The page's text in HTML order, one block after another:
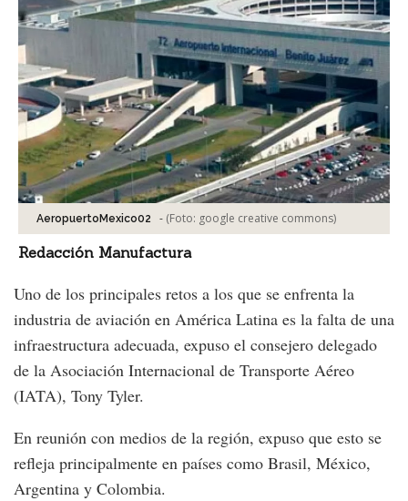
AeropuertoMexico02 - (Foto: google creative commons)
Redacción Manufactura
Uno de los principales retos a los que se enfrenta la
industria de aviación en América Latina es la falta de una
infraestructura adecuada, expuso el consejero delegado
de la Asociación Internacional de Transporte Aéreo
(IATA), Tony Tyler.
En reunión con medios de la región, expuso que esto se
refleja principalmente en países como Brasil, México,
Argentina y Colombia.